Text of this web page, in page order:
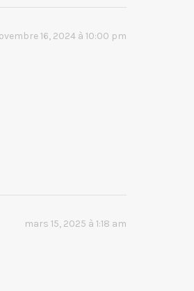
16, 2024 à 10:00 pm
mars 15, 2025 à 1:18 am